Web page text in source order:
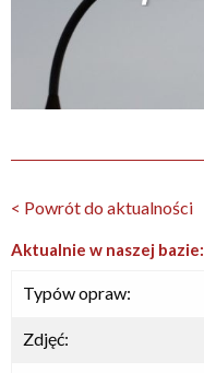
< Powrót do aktualności
Aktualnie w naszej bazie:
Typów opraw:
Zdjęć: